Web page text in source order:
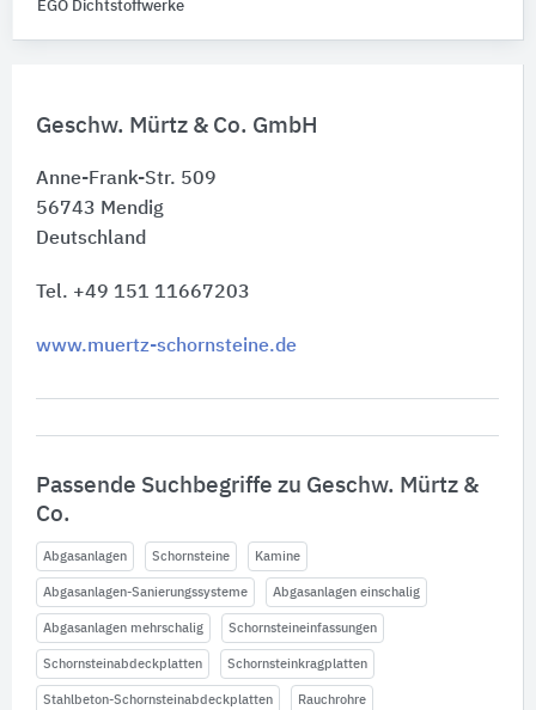
Geschw. Mürtz & Co. GmbH
Anne-Frank-Str. 509
56743 Mendig
Deutschland
Tel. +49 151 11667203
www.muertz-schornsteine.de
Passende Suchbegriffe zu Geschw. Mürtz &
Co.
Abgasanlagen Schornsteine Kamine
Abgasanlagen-Sanierungssysteme Abgasanlagen einschalig
Abgasanlagen mehrschalig Schornsteineinfassungen
Schornsteinabdeckplatten Schornsteinkragplatten
Stahlbeton-Schornsteinabdeckplatten Rauchrohre
EGO Dichtstoffwerke